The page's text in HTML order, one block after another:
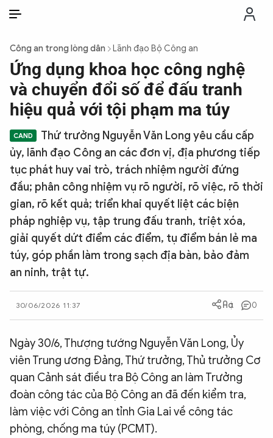
THỜI SỰ
CHỐNG DIỄN BIẾN HÒA BÌNH
CÔNG AN TRONG LÒNG DÂN
XÃ HỘI
PHÁP LUẬT
CÔNG NGHỆ
QUỐC TẾ
BẠN ĐỌC & CAND
ĐA PHƯƠNG TIỆN
eMagazine
Công an trong lòng dân Lãnh đạo Bộ Công an
Ứng dụng khoa học công nghệ
và chuyển đổi số để đấu tranh
hiệu quả với tội phạm ma túy
Thứ trưởng Nguyễn Văn Long yêu cầu cấp
ủy, lãnh đạo Công an các đơn vị, địa phương tiếp
tục phát huy vai trò, trách nhiệm người đứng
đầu; phân công nhiệm vụ rõ người, rõ việc, rõ thời
gian, rõ kết quả; triển khai quyết liệt các biện
pháp nghiệp vụ, tập trung đấu tranh, triệt xóa,
giải quyết dứt điểm các điểm, tụ điểm bán lẻ ma
túy, góp phần làm trong sạch địa bàn, bảo đảm
an ninh, trật tự.
30/06/2026 11:37 0
Ngày 30/6, Thượng tướng Nguyễn Văn Long, Ủy
viên Trung ương Đảng, Thứ trưởng, Thủ trưởng Cơ
quan Cảnh sát điều tra Bộ Công an làm Trưởng
đoàn công tác của Bộ Công an đã đến kiểm tra,
làm việc với Công an tỉnh Gia Lai về công tác
phòng, chống ma túy (PCMT).